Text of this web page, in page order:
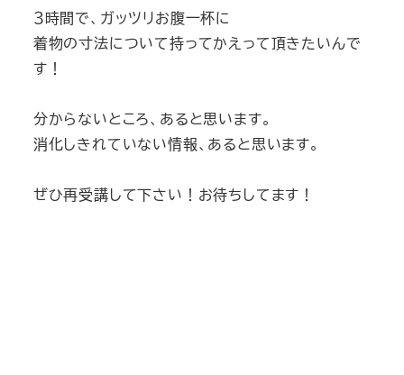
３時間で、ガッツリお腹一杯に
着物の寸法について持ってかえって頂きたいんで
す！
分からないところ、あると思います。
消化しきれていない情報、あると思います。
ぜひ再受講して下さい！お待ちしてます！